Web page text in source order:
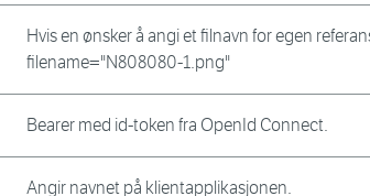
Hvis en ønsker å angi et filnavn for egen
filename="N808080-1.png"
Bearer med id-token fra OpenId Connect.
Angir navnet på klientapplikasjonen.